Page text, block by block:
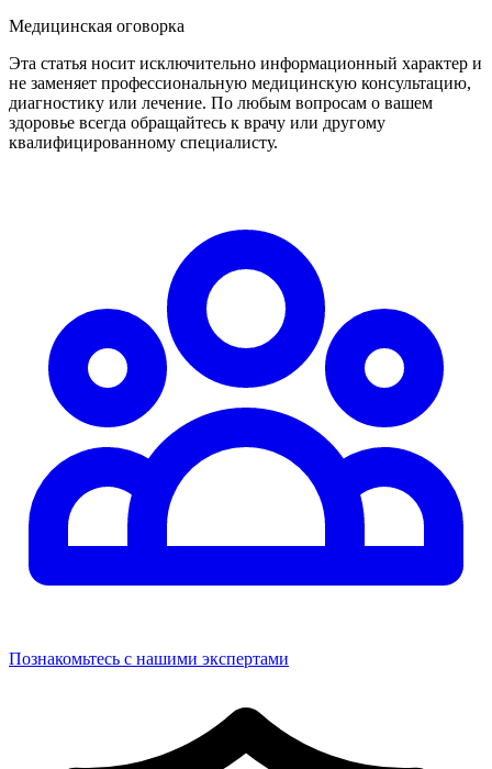
Медицинская оговорка
Эта статья носит исключительно информационный характер и
не заменяет профессиональную медицинскую консультацию,
диагностику или лечение. По любым вопросам о вашем
здоровье всегда обращайтесь к врачу или другому
квалифицированному специалисту.
Познакомьтесь с нашими экспертами